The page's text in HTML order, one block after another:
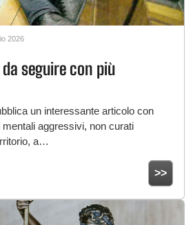
2026
seguire con più
un interessante articolo con
aggressivi, non curati
a…
>>